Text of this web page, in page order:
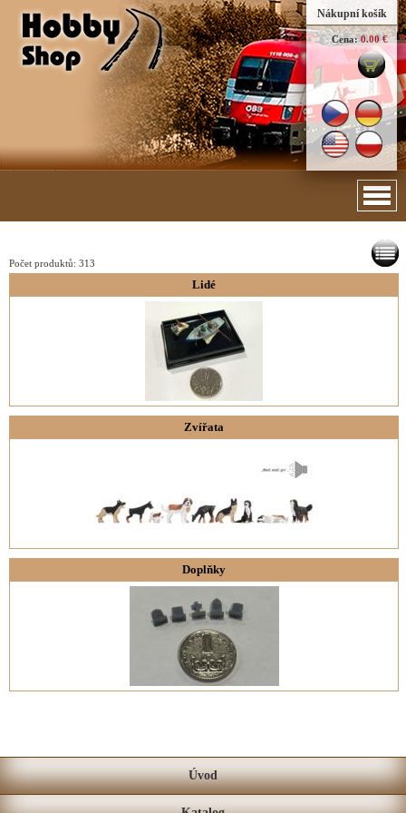
Nákupní košík
Cena: 0.00 €
Počet produktů: 313
Lidé
Zvířata
Doplňky
Úvod